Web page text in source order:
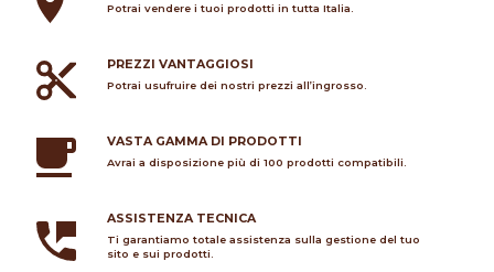
Potrai vendere i tuoi prodotti in tutta Italia.
PREZZI VANTAGGIOSI
Potrai usufruire dei nostri prezzi all’ingrosso.
VASTA GAMMA DI PRODOTTI
Avrai a disposizione più di 100 prodotti compatibili.
ASSISTENZA TECNICA
Ti garantiamo totale assistenza sulla gestione del tuo
sito e sui prodotti.